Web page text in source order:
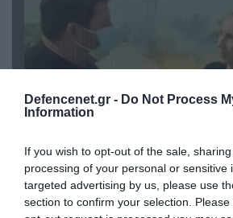
Defencenet.gr - Do Not Process
Information
If you wish to opt-out of the sale,
processing of your personal or sensitive
targeted advertising by us, please use
section to confirm your selection.
04.08.2026 | 12:02
O διευθυντής του OPEN
«μαζέψει» για τη